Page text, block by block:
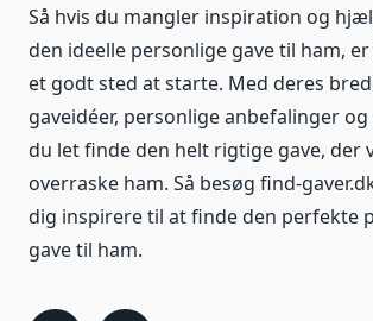
Så hvis du mangler inspiration og
den ideelle personlige gave til ham,
et godt sted at starte. Med deres
gaveidéer, personlige anbefalinger
du let finde den helt rigtige gave, der
overraske ham. Så besøg find-
dig inspirere til at finde den perfekte
gave til ham.